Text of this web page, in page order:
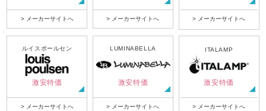
> メーカーサイトへ > メーカーサイトへ > メーカーサイトへ
ルイスポールセン
激安特価
> メーカーサイトへ
LUMINABELLA
激安特価
> メーカーサイトへ
ITALAMP
激安特価
> メーカーサイトへ